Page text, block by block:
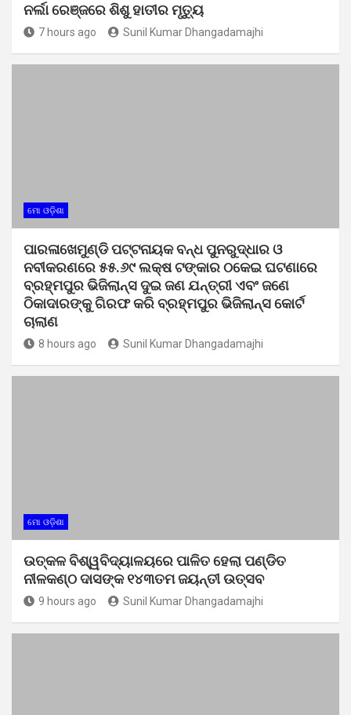
ନର୍ଲା ରେଞ୍ଜରେ ଶିଶୁ ହାତୀର ମୃତ୍ୟୁ
7 hours ago Sunil Kumar Dhangadamajhi
ମୋ ଓଡ଼ିଶା
ପାରଳାଖେମୁଣ୍ଡି ପଟ୍ଟନାୟକ ବନ୍ଧ ପୁନରୁଦ୍ଧାର ଓ
ନବୀକରଣରେ ୫୫.୬୯ ଲକ୍ଷ ଟଙ୍କାର ଠକେଇ ଘଟଣାରେ
ବ୍ରହ୍ମପୁର ଭିଜିଲାନ୍ସ ଦୁଇ ଜଣ ଯନ୍ତ୍ରୀ ଏବଂ ଜଣେ
ଠିକାଦାରଙ୍କୁ ଗିରଫ କରି ବ୍ରହ୍ମପୁର ଭିଜିଲାନ୍ସ କୋର୍ଟ
ଚାଲାଣ
8 hours ago Sunil Kumar Dhangadamajhi
ମୋ ଓଡ଼ିଶା
ଉତ୍କଳ ବିଶ୍ୱବିଦ୍ୟାଳୟରେ ପାଳିତ ହେଲା ପଣ୍ଡିତ
ନୀଳକଣ୍ଠ ଦାସଙ୍କ ୧୪୩ତମ ଜୟନ୍ତୀ ଉତ୍ସବ
9 hours ago Sunil Kumar Dhangadamajhi